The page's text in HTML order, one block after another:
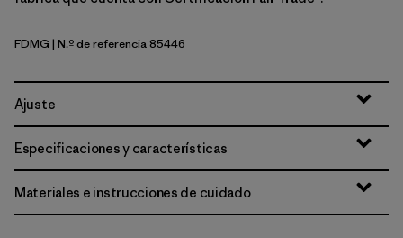
Faded Magenta
FDMG | N.º de referencia 85446
Ajuste
Especificaciones y características
Materiales e instrucciones de cuidado